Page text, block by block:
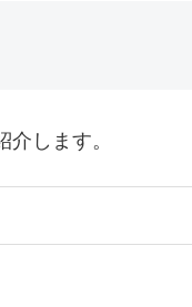
します。